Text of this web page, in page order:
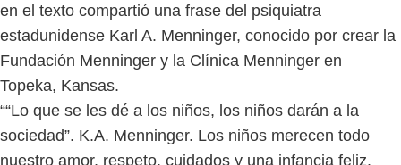
en el texto compartió una frase del psiquiatra
estadunidense Karl A. Menninger, conocido por crear la
Fundación Menninger y la Clínica Menninger en
Topeka, Kansas.
““Lo que se les dé a los niños, los niños darán a la
sociedad”. K.A. Menninger. Los niños merecen todo
nuestro amor, respeto, cuidados y una infancia feliz.